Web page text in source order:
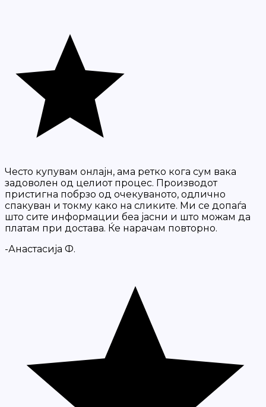
Често купувам онлајн, ама ретко кога сум вака
задоволен од целиот процес. Производот
пристигна побрзо од очекуваното, одлично
спакуван и токму како на сликите. Ми се допаѓа
што сите информации беа јасни и што можам да
платам при достава. Ќе нарачам повторно.
-Анастасија Ф.